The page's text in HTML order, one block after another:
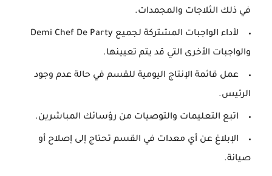
في ذلك الثلاجات والمجمدات.
لأداء الواجبات المشتركة لجميع Demi Chef De Party
والواجبات الأخرى التي قد يتم تعيينها.
عمل قائمة الإنتاج اليومية للقسم في حالة عدم وجود
الرئيس.
اتبع التعليمات والتوصيات من رؤسائك المباشرين.
الإبلاغ عن أي معدات في القسم تحتاج إلى إصلاح أو
صيانة.